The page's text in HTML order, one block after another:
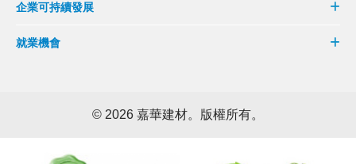
企業可持續發展
就業機會
© 2026 嘉華建材。版權所有。